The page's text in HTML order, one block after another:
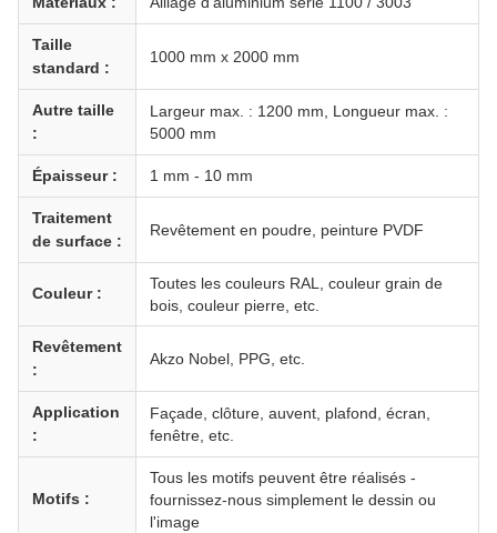
Taille
standard :
1000 mm x 2000 mm
Autre taille
:
Largeur max. : 1200 mm, Longueur max. :
5000 mm
Épaisseur : 1 mm - 10 mm
Traitement
de surface :
Revêtement en poudre, peinture PVDF
Couleur :
Toutes les couleurs RAL, couleur grain de
bois, couleur pierre, etc.
Revêtement
:
Akzo Nobel, PPG, etc.
Application
:
Façade, clôture, auvent, plafond, écran,
fenêtre, etc.
Motifs :
Tous les motifs peuvent être réalisés -
fournissez-nous simplement le dessin ou
l'image